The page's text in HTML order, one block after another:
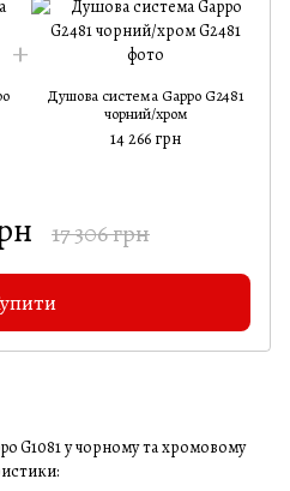
Душова система Gappo G2481
чорний/хром
14 266 грн
17 306 грн
G1081 у чорному та хромовому